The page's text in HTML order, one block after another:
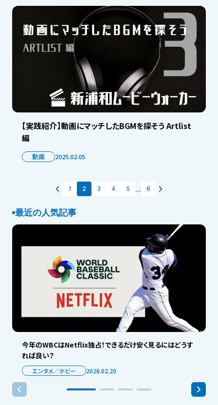
【実践紹介】動画にマッチしたBGMを探そう Artlist
編
動画 2025.02.05
1 2 3 4 5 ... 6
最近の人気記事
今年のWBCはNetflix独占！できるだけ安く見るにはどうす
れば良い？
エンタメ／ホビー 2026.02.20